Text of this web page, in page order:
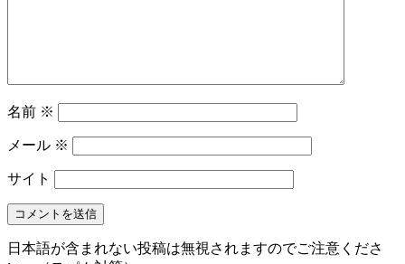
名前 ※
メール ※
サイト
日本語が含まれない投稿は無視されますのでご注意くださ